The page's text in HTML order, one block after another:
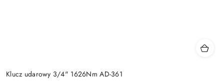
Klucz udarowy 3/4" 1626Nm AD-361